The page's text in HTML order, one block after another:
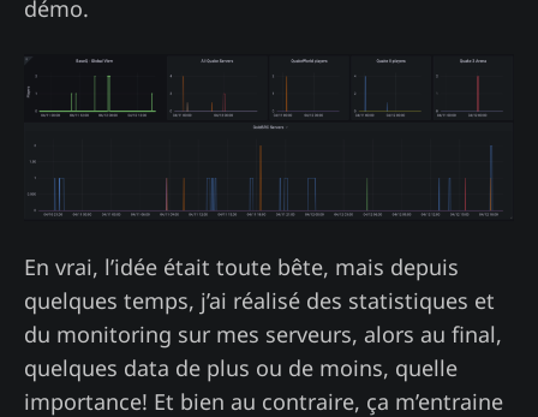
démo.
En vrai, l’idée était toute bête, mais depuis
quelques temps, j’ai réalisé des statistiques et
du monitoring sur mes serveurs, alors au final,
quelques data de plus ou de moins, quelle
importance! Et bien au contraire, ça m’entraine